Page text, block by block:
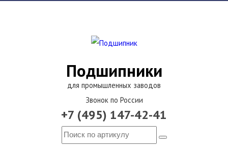
Подшипники
для промышленных заводов
Звонок по России
+7 (495) 147-42-41